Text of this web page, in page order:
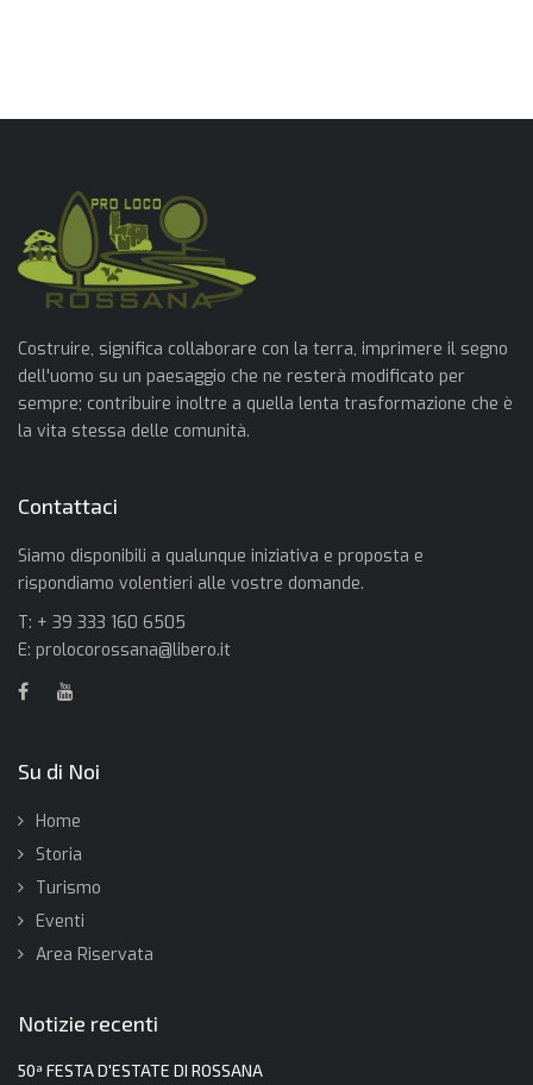
Costruire, significa collaborare con la terra, imprimere il segno
dell'uomo su un paesaggio che ne resterà modificato per
sempre; contribuire inoltre a quella lenta trasformazione che è
la vita stessa delle comunità.
Contattaci
Siamo disponibili a qualunque iniziativa e proposta e
rispondiamo volentieri alle vostre domande.
T: + 39 333 160 6505
E: prolocorossana@libero.it
Su di Noi
Home
Storia
Turismo
Eventi
Area Riservata
Notizie recenti
50ª FESTA D'ESTATE DI ROSSANA